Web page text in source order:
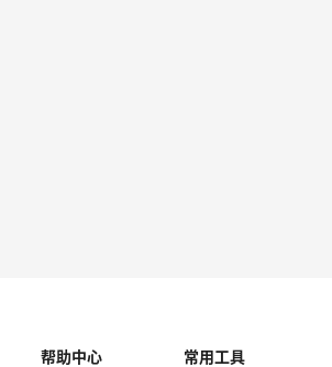
帮助中心 常用工具